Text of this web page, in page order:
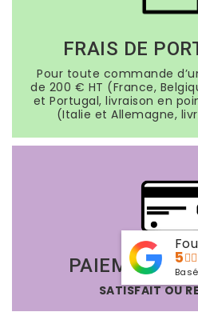
FRAIS DE
Pour toute commande
de 200 € HT (France,
et Portugal, livraison en
(Italie et Allemagne,
PAIEMENTS
SATISFAIT OU
5